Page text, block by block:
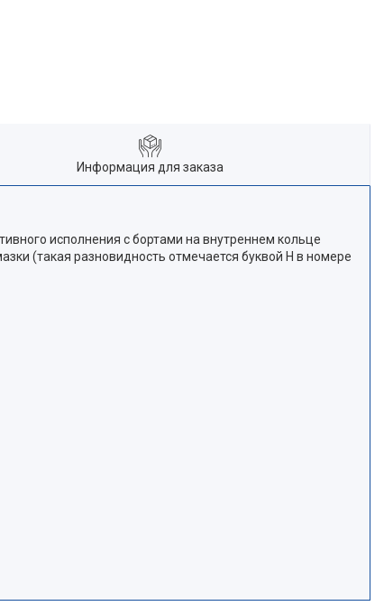
Информация для заказа
исполнения с бортами на внутреннем кольце
(такая разновидность отмечается буквой Н в номере